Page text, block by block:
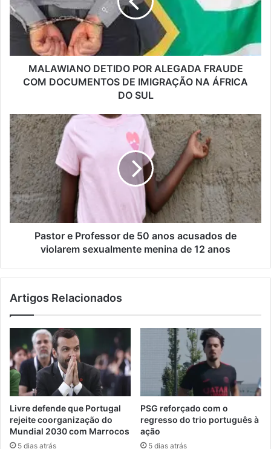
FRAUDE
COM
DOCUMENTOS
IMIGRAÇÃO
ÁFRICA
MALAWIANO DETIDO POR ALEGADA FRAUDE
COM DOCUMENTOS DE IMIGRAÇÃO NA ÁFRICA
DO SUL
Pastor
e
Professor
de
50
anos
acusados
de
violarem
sexualmentePastor e Professor de 50 anos acusados de
violarem sexualmente menina de 12 anos
Artigos Relacionados
Livre defende que Portugal
rejeite coorganização do
Mundial 2030 com Marrocos
5 dias atrás
PSG reforçado com o
regresso do trio português à
ação
5 dias atrás